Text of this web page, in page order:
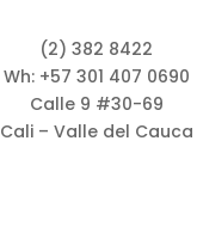
(2) 382 8422
Wh: +57 301 407 0690
Calle 9 #30-69
Cali – Valle del Cauca